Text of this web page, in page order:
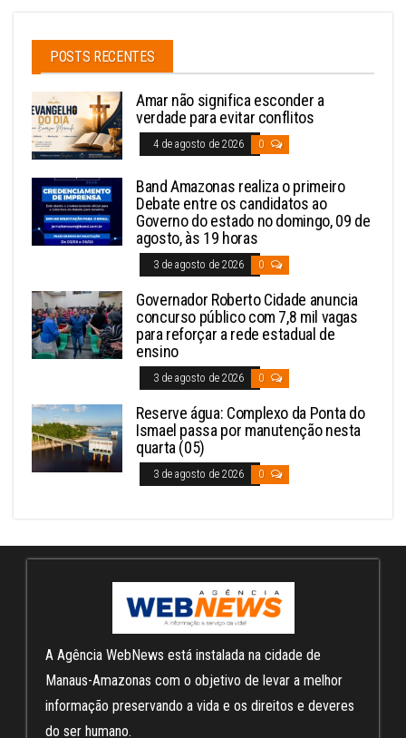
POSTS RECENTES
Amar não significa esconder a
verdade para evitar conflitos
4 de agosto de 2026 0
Band Amazonas realiza o primeiro
Debate entre os candidatos ao
Governo do estado no domingo, 09 de
agosto, às 19 horas
3 de agosto de 2026 0
Governador Roberto Cidade anuncia
concurso público com 7,8 mil vagas
para reforçar a rede estadual de
ensino
3 de agosto de 2026 0
Reserve água: Complexo da Ponta do
Ismael passa por manutenção nesta
quarta (05)
3 de agosto de 2026 0
A Agência WebNews está instalada na cidade de
Manaus-Amazonas com o objetivo de levar a melhor
informação preservando a vida e os direitos e deveres
do ser humano.